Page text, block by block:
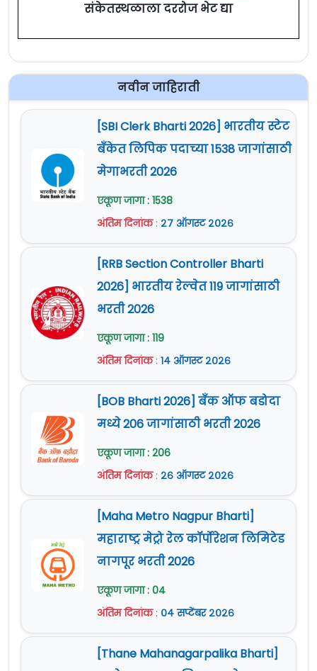
संकेतस्थळाला दररोज भेट द्या
नवीन जाहिराती
[SBI Clerk Bharti 2026] भारतीय स्टेट
बँकेत लिपिक पदाच्या 1538 जागांसाठी
मेगाभरती 2026
एकूण जागा : 1538
अंतिम दिनांक: २७ ऑगस्ट २०२६
[RRB Section Controller Bharti
2026] भारतीय रेल्वेत 119 जागांसाठी
भरती 2026
एकूण जागा : 119
अंतिम दिनांक: १४ ऑगस्ट २०२६
[BOB Bharti 2026] बँक ऑफ बडोदा
मध्ये 206 जागांसाठी भरती 2026
एकूण जागा : 206
अंतिम दिनांक: २६ ऑगस्ट २०२६
[Maha Metro Nagpur Bharti]
महाराष्ट्र मेट्रो रेल कॉर्पोरेशन लिमिटेड
नागपूर भरती 2026
एकूण जागा : 04
अंतिम दिनांक: ०४ सप्टेंबर २०२६
[Thane Mahanagarpalika Bharti]